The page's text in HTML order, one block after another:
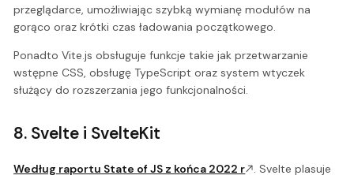
przeglądarce, umożliwiając szybką wymianę modułów na
gorąco oraz krótki czas ładowania początkowego.
Ponadto Vite.js obsługuje funkcje takie jak przetwarzanie
wstępne CSS, obsługę TypeScript oraz system wtyczek
służący do rozszerzania jego funkcjonalności.
8. Svelte i SvelteKit
Według raportu State of JS z końca 2022 r
. Svelte plasuje